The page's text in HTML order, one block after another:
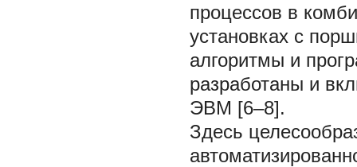
процессов в
установках с
алгоритмы и
разработаны и
ЭВМ [6–8].
Здесь